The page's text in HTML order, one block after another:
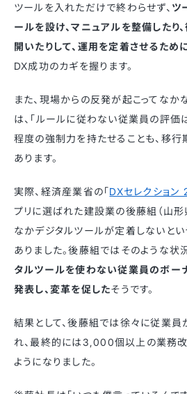
ツールを入れただけで終わらせず、 ツ
ールを設け、マニュアルを整備したり
開いたりして、運用を定着させるため
DX成功のカギを握ります。
また、現場からの反発が起こってな
は、「ルールに従わない従業員の評価
程度の強制力を持たせることも、移
あります。
実際、経済産業省の「DXセレクション
プリに選ばれた建設業の後藤組（山形
なかデジタルツールが定着しないと
ありました。後藤組ではそのような状
タルツールを使わない従業員のボー
発表し、変革を促したそうです。
結果として、後藤組では徐々に従業員
れ、最終的には3,000個以上の業務
ようになりました。